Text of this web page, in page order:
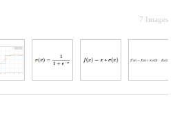
7 Images